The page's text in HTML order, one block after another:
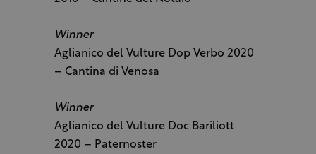
Winner
Aglianico del Vulture Dop Verbo 2020
– Cantina di Venosa
Winner
Aglianico del Vulture Doc Bariliott
2020 – Paternoster